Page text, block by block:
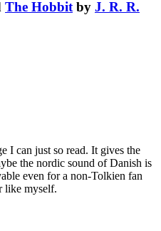
The Hobbit by J. R. R.
I can just so read. It gives the
the nordic sound of Danish is
even for a non-Tolkien fan
like myself.